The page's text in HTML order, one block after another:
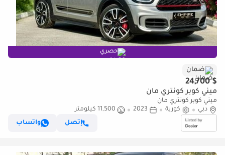
حصري
ضمان
$ 24,700
ميني كوبر كونتري مان
ميني كوبر كونتري مان
دبي
كورية 2023
11,500 كيلومتر
إتصل
واتساب